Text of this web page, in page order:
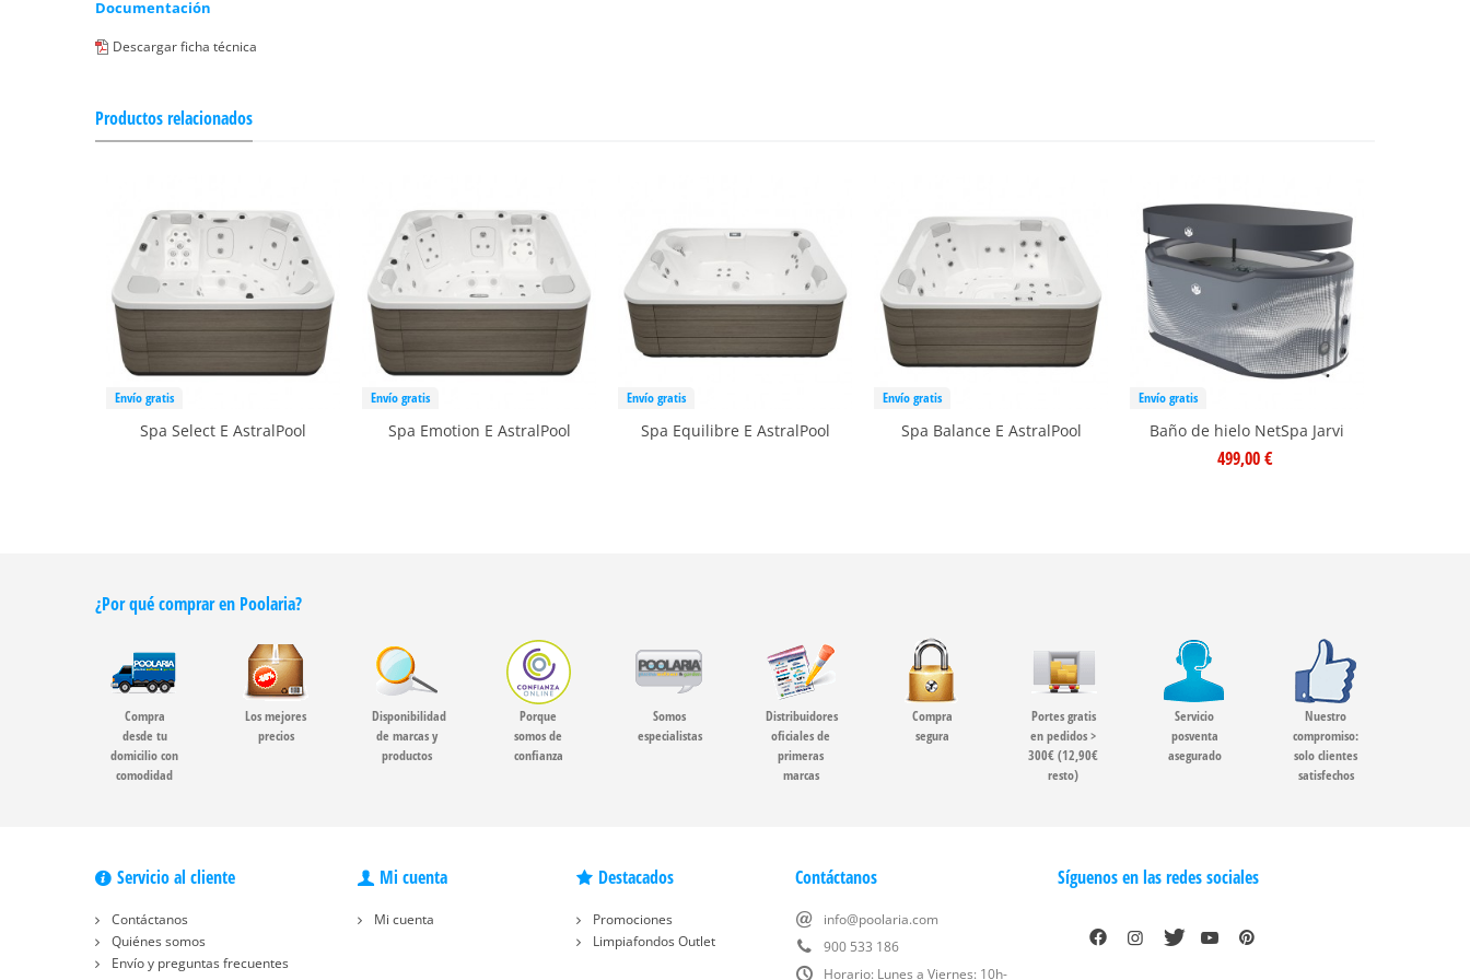
Documentación
Descargar ficha técnica
Productos relacionados
Envío gratis
Spa Select E AstralPool
Envío gratis
Spa Emotion E AstralPool
Envío gratis
Spa Equilibre E AstralPool
Envío gratis
Spa Balance E AstralPool
Envío gratis
Baño de hielo NetSpa Jarvi
499,00 €
¿Por qué comprar en Poolaria?
Compra
desde tu
domicilio con
comodidad
Los mejores
precios
Disponibilidad
de marcas y
productos
Porque
somos de
confianza
Somos
especialistas
Distribuidores
oficiales de
primeras
marcas
Compra
segura
Portes gratis
en pedidos >
300€ (12,90€
resto)
Servicio
posventa
asegurado
Nuestro
compromiso:
solo clientes
satisfechos
Servicio al cliente
Contáctanos
Quiénes somos
Envío y preguntas frecuentes
Mi cuenta
Mi cuenta
Destacados
Promociones
Limpiafondos Outlet
Contáctanos
info@poolaria.com
900 533 186
Horario: Lunes a Viernes: 10h-
Síguenos en las redes sociales